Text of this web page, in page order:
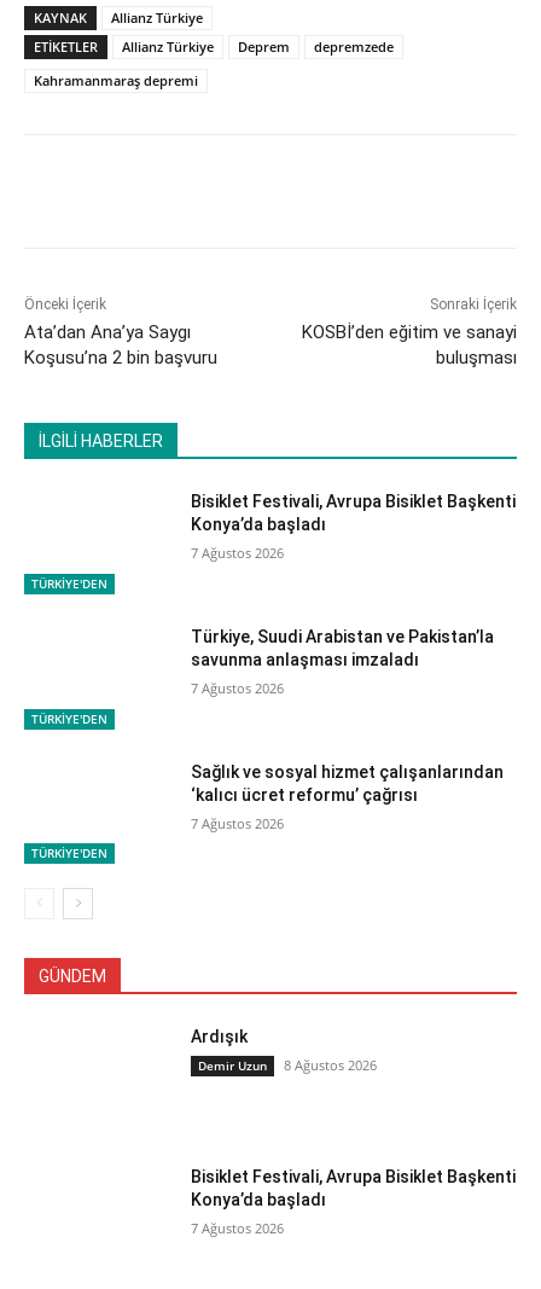
KAYNAK
Allianz Türkiye
ETİKETLER
Allianz Türkiye Deprem
depremzede
Kahramanmaraş depremi
Önceki İçerik
Ata’dan Ana’ya Saygı
Koşusu’na 2 bin başvuru
Sonraki İçerik
KOSBİ’den eğitim ve sanayi
buluşması
İLGİLİ HABERLER
TÜRKİYE'DEN
Bisiklet Festivali, Avrupa Bisiklet Başkenti
Konya’da başladı
7 Ağustos 2026
TÜRKİYE'DEN
Türkiye, Suudi Arabistan ve Pakistan’la
savunma anlaşması imzaladı
7 Ağustos 2026
TÜRKİYE'DEN
Sağlık ve sosyal hizmet çalışanlarından
‘kalıcı ücret reformu’ çağrısı
7 Ağustos 2026
GÜNDEM
Ardışık
Demir Uzun 8 Ağustos 2026
Bisiklet Festivali, Avrupa Bisiklet Başkenti
Konya’da başladı
7 Ağustos 2026